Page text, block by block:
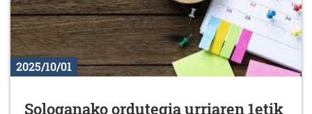
2025/10/01
Sologanako ordutegia urriaren 1etik